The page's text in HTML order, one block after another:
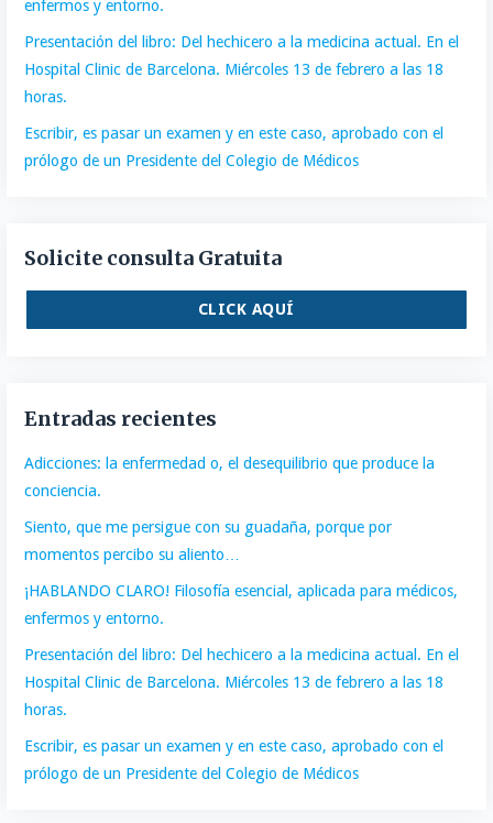
enfermos y entorno.
Presentación del libro: Del hechicero a la medicina actual. En el
Hospital Clinic de Barcelona. Miércoles 13 de febrero a las 18
horas.
Escribir, es pasar un examen y en este caso, aprobado con el
prólogo de un Presidente del Colegio de Médicos
Solicite consulta Gratuita
CLICK AQUÍ
Entradas recientes
Adicciones: la enfermedad o, el desequilibrio que produce la
conciencia.
Siento, que me persigue con su guadaña, porque por
momentos percibo su aliento…
¡HABLANDO CLARO! Filosofía esencial, aplicada para médicos,
enfermos y entorno.
Presentación del libro: Del hechicero a la medicina actual. En el
Hospital Clinic de Barcelona. Miércoles 13 de febrero a las 18
horas.
Escribir, es pasar un examen y en este caso, aprobado con el
prólogo de un Presidente del Colegio de Médicos